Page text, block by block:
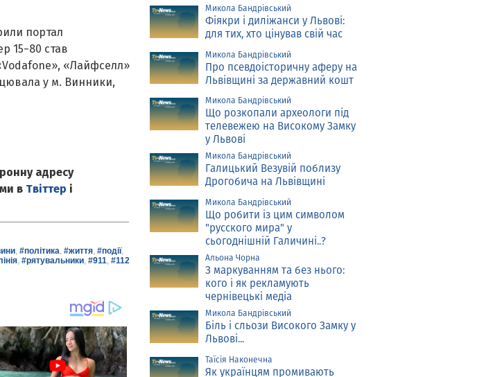
портал
15−80 став
«Лайфселл»
у м. Винники,
адресу
в Твіттер і
, #політика, #життя, #події,
, #рятувальники, #911, #112
Микола Бандрівський
Фіякри і диліжанси у Львові:
для тих, хто цінував свій час
Микола Бандрівський
Про псевдоісторичну аферу на
Львівщині за державний кошт
Микола Бандрівський
Що розкопали археологи під
телевежею на Високому Замку
у Львові
Микола Бандрівський
Галицький Везувій поблизу
Дрогобича на Львівщині
Микола Бандрівський
Що робити із цим символом
"русского мира" у
сьогоднішній Галичині..?
Альона Чорна
З маркуванням та без нього:
кого і як рекламують
чернівецькі медіа
Микола Бандрівський
Біль і сльози Високого Замку у
Львові...
Таїсія Наконечна
Як українцям промивають